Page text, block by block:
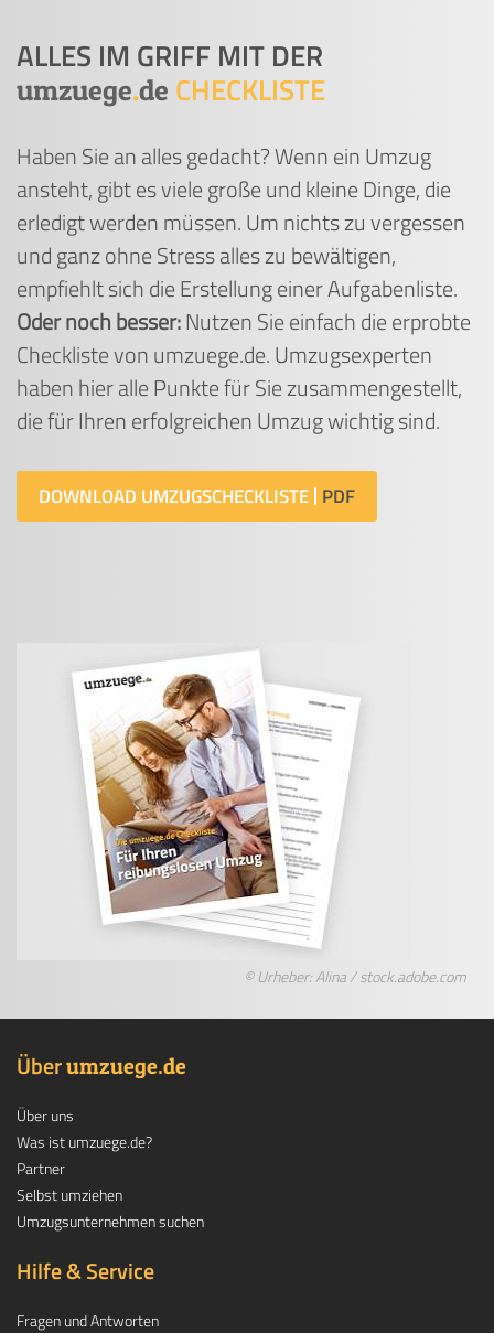
ALLES IM GRIFF MIT DER
umzuege.de CHECKLISTE
Haben Sie an alles gedacht? Wenn ein Umzug
ansteht, gibt es viele große und kleine Dinge, die
erledigt werden müssen. Um nichts zu vergessen
und ganz ohne Stress alles zu bewältigen,
empfiehlt sich die Erstellung einer Aufgabenliste.
Oder noch besser:Nutzen Sie einfach die erprobte
Checkliste von umzuege.de. Umzugsexperten
haben hier alle Punkte für Sie zusammengestellt,
die für Ihren erfolgreichen Umzug wichtig sind.
DOWNLOAD UMZUGSCHECKLISTE
© Urheber: Alina / stock.adobe.com
Überumzuege.de
Über uns
Was ist umzuege.de?
Partner
Selbst umziehen
Umzugsunternehmen suchen
Hilfe & Service
Fragen und Antworten